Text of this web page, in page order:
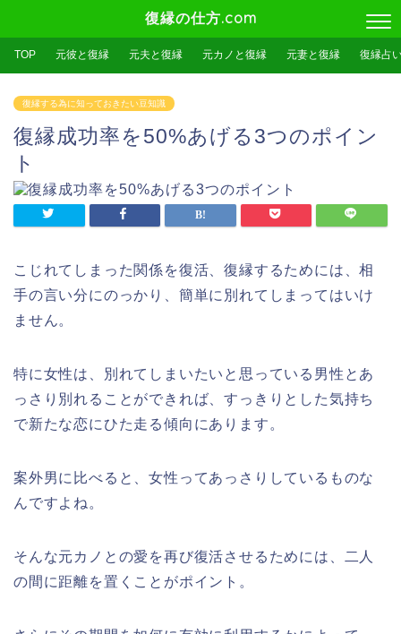
復縁の仕方.com
TOP 元彼と復縁 元夫と復縁 元カノと復縁 元妻と復縁 復縁占
復縁する為に知っておきたい豆知識
復縁成功率を50%あげる3つのポイン
ト
こじれてしまった関係を復活、復縁するためには、相
手の言い分にのっかり、簡単に別れてしまってはいけ
ません。
特に女性は、別れてしまいたいと思っている男性とあ
っさり別れることができれば、すっきりとした気持ち
で新たな恋にひた走る傾向にあります。
案外男に比べると、女性ってあっさりしているものな
んですよね。
そんな元カノとの愛を再び復活させるためには、二人
の間に距離を置くことがポイント。